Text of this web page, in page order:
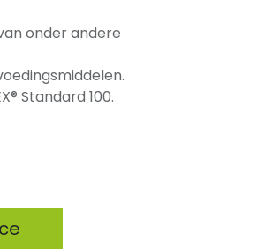
onder andere
Standard 100.